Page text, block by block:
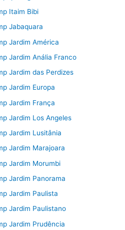
Itaim Bibi
Jabaquara
Jardim América
Jardim Anália Franco
Jardim das Perdizes
Jardim Europa
Jardim França
Jardim Los Angeles
Jardim Lusitânia
Jardim Marajoara
Jardim Morumbi
Jardim Panorama
Jardim Paulista
Jardim Paulistano
Jardim Prudência